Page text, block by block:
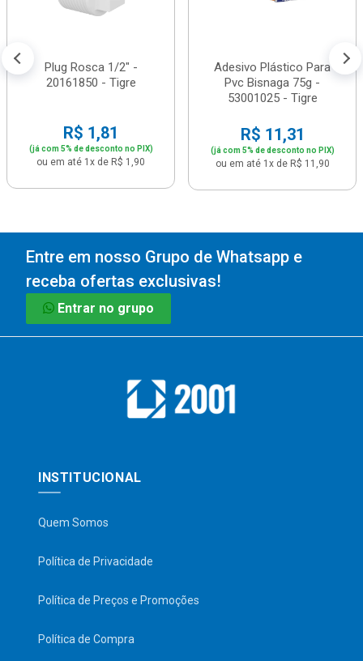
Plug Rosca 1/2" -
20161850 - Tigre
R$ 1,81
(já com 5% de desconto no PIX)
ou em até 1x de R$ 1,90
Adesivo Plástico Para
Pvc Bisnaga 75g -
53001025 - Tigre
R$ 11,31
(já com 5% de desconto no PIX)
ou em até 1x de R$ 11,90
Entre em nosso Grupo de Whatsapp e
receba ofertas exclusivas!
Entrar no grupo
INSTITUCIONAL
Quem Somos
Política de Privacidade
Política de Preços e Promoções
Política de Compra